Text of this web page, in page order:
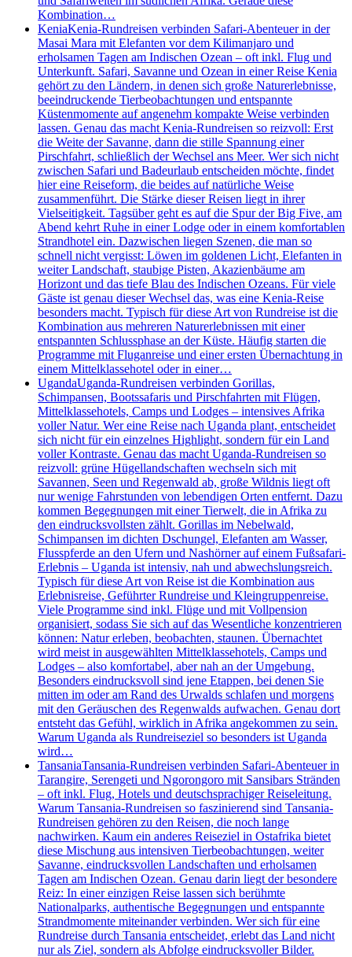
Kombination…
KeniaKenia-Rundreisen verbinden Safari-Abenteuer in der
Masai Mara mit Elefanten vor dem Kilimanjaro und
erholsamen Tagen am Indischen Ozean – oft inkl. Flug und
Unterkunft. Safari, Savanne und Ozean in einer Reise Kenia
gehört zu den Ländern, in denen sich große Naturerlebnisse,
beeindruckende Tierbeobachtungen und entspannte
Küstenmomente auf angenehm kompakte Weise verbinden
lassen. Genau das macht Kenia-Rundreisen so reizvoll: Erst
die Weite der Savanne, dann die stille Spannung einer
Pirschfahrt, schließlich der Wechsel ans Meer. Wer sich nicht
zwischen Safari und Badeurlaub entscheiden möchte, findet
hier eine Reiseform, die beides auf natürliche Weise
zusammenführt. Die Stärke dieser Reisen liegt in ihrer
Vielseitigkeit. Tagsüber geht es auf die Spur der Big Five, am
Abend kehrt Ruhe in einer Lodge oder in einem komfortablen
Strandhotel ein. Dazwischen liegen Szenen, die man so
schnell nicht vergisst: Löwen im goldenen Licht, Elefanten in
weiter Landschaft, staubige Pisten, Akazienbäume am
Horizont und das tiefe Blau des Indischen Ozeans. Für viele
Gäste ist genau dieser Wechsel das, was eine Kenia-Reise
besonders macht. Typisch für diese Art von Rundreise ist die
Kombination aus mehreren Naturerlebnissen mit einer
entspannten Schlussphase an der Küste. Häufig starten die
Programme mit Fluganreise und einer ersten Übernachtung in
einem Mittelklassehotel oder in einer…
UgandaUganda-Rundreisen verbinden Gorillas,
Schimpansen, Bootssafaris und Pirschfahrten mit Flügen,
Mittelklassehotels, Camps und Lodges – intensives Afrika
voller Natur. Wer eine Reise nach Uganda plant, entscheidet
sich nicht für ein einzelnes Highlight, sondern für ein Land
voller Kontraste. Genau das macht Uganda-Rundreisen so
reizvoll: grüne Hügellandschaften wechseln sich mit
Savannen, Seen und Regenwald ab, große Wildnis liegt oft
nur wenige Fahrstunden von lebendigen Orten entfernt. Dazu
kommen Begegnungen mit einer Tierwelt, die in Afrika zu
den eindrucksvollsten zählt. Gorillas im Nebelwald,
Schimpansen im dichten Dschungel, Elefanten am Wasser,
Flusspferde an den Ufern und Nashörner auf einem Fußsafari-
Erlebnis – Uganda ist intensiv, nah und abwechslungsreich.
Typisch für diese Art von Reise ist die Kombination aus
Erlebnisreise, Geführter Rundreise und Kleingruppenreise.
Viele Programme sind inkl. Flüge und mit Vollpension
organisiert, sodass Sie sich auf das Wesentliche konzentrieren
können: Natur erleben, beobachten, staunen. Übernachtet
wird meist in ausgewählten Mittelklassehotels, Camps und
Lodges – also komfortabel, aber nah an der Umgebung.
Besonders eindrucksvoll sind jene Etappen, bei denen Sie
mitten im oder am Rand des Urwalds schlafen und morgens
mit den Geräuschen des Regenwalds aufwachen. Genau dort
entsteht das Gefühl, wirklich in Afrika angekommen zu sein.
Warum Uganda als Rundreiseziel so besonders ist Uganda
wird…
TansaniaTansania-Rundreisen verbinden Safari-Abenteuer in
Tarangire, Serengeti und Ngorongoro mit Sansibars Stränden
– oft inkl. Flug, Hotels und deutschsprachiger Reiseleitung.
Warum Tansania-Rundreisen so faszinierend sind Tansania-
Rundreisen gehören zu den Reisen, die noch lange
nachwirken. Kaum ein anderes Reiseziel in Ostafrika bietet
diese Mischung aus intensiven Tierbeobachtungen, weiter
Savanne, eindrucksvollen Landschaften und erholsamen
Tagen am Indischen Ozean. Genau darin liegt der besondere
Reiz: In einer einzigen Reise lassen sich berühmte
Nationalparks, authentische Begegnungen und entspannte
Strandmomente miteinander verbinden. Wer sich für eine
Rundreise durch Tansania entscheidet, erlebt das Land nicht
nur als Ziel, sondern als Abfolge eindrucksvoller Bilder.